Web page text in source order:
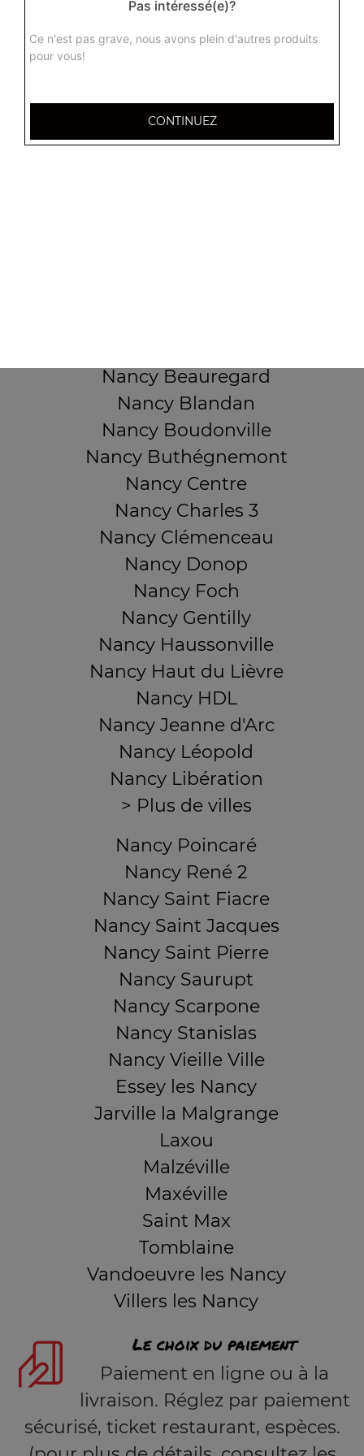
Nancy Beauregard
Nancy Blandan
Nancy Boudonville
Nancy Buthégnemont
Nancy Centre
Nancy Charles 3
Nancy Clémenceau
Nancy Donop
Nancy Foch
Nancy Gentilly
Nancy Haussonville
Nancy Haut du Lièvre
Nancy HDL
Nancy Jeanne d'Arc
Nancy Léopold
Nancy Libération
> Plus de villes
Nancy Poincaré
Nancy René 2
Nancy Saint Fiacre
Nancy Saint Jacques
Nancy Saint Pierre
Nancy Saurupt
Nancy Scarpone
Nancy Stanislas
Nancy Vieille Ville
Essey les Nancy
Jarville la Malgrange
Laxou
Malzéville
Maxéville
Saint Max
Tomblaine
Vandoeuvre les Nancy
Villers les Nancy
Le choix du paiement
Paiement en ligne ou à la
livraison. Réglez par paiement
sécurisé, ticket restaurant, espèces.
Pas intéressé(e)?
Ce n'est pas grave, nous avons plein d'autres produits
pour vous!
CONTINUEZ